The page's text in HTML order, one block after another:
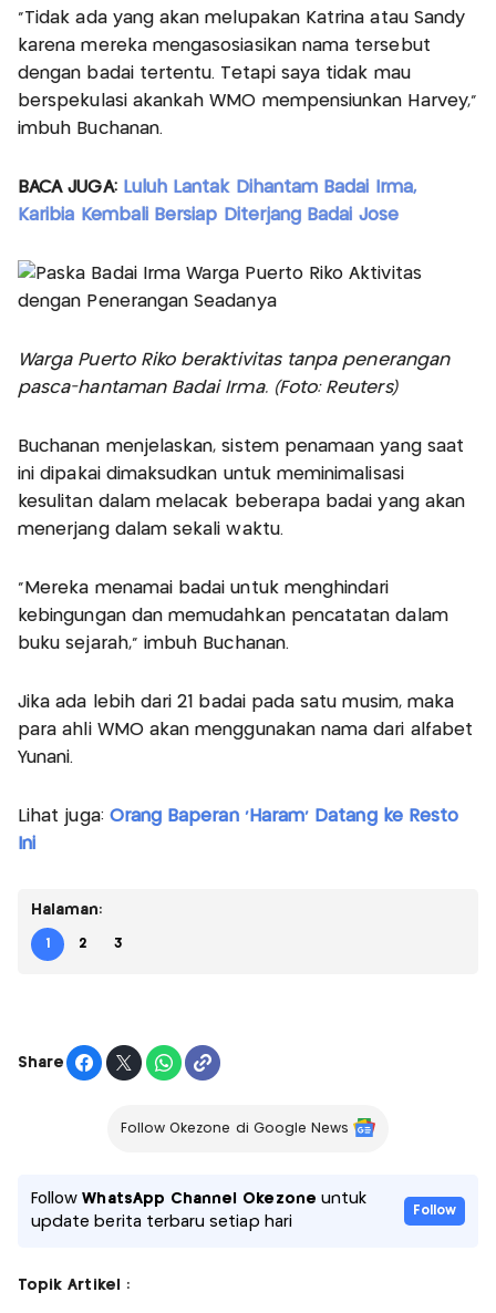
"Tidak ada yang akan melupakan Katrina atau Sandy
karena mereka mengasosiasikan nama tersebut
dengan badai tertentu. Tetapi saya tidak mau
berspekulasi akankah WMO mempensiunkan Harvey,"
imbuh Buchanan.
BACA JUGA: Luluh Lantak Dihantam Badai Irma,
Karibia Kembali Bersiap Diterjang Badai Jose
Warga Puerto Riko beraktivitas tanpa penerangan
pasca-hantaman Badai Irma. (Foto: Reuters)
Buchanan menjelaskan, sistem penamaan yang saat
ini dipakai dimaksudkan untuk meminimalisasi
kesulitan dalam melacak beberapa badai yang akan
menerjang dalam sekali waktu.
"Mereka menamai badai untuk menghindari
kebingungan dan memudahkan pencatatan dalam
buku sejarah," imbuh Buchanan.
Jika ada lebih dari 21 badai pada satu musim, maka
para ahli WMO akan menggunakan nama dari alfabet
Yunani.
Lihat juga: Orang Baperan 'Haram' Datang ke Resto
Ini
Halaman:
1 2 3
Share
Follow Okezone di Google News
FollowWhatsApp Channel Okezone untuk
update berita terbaru setiap hari
Follow
Topik Artikel :